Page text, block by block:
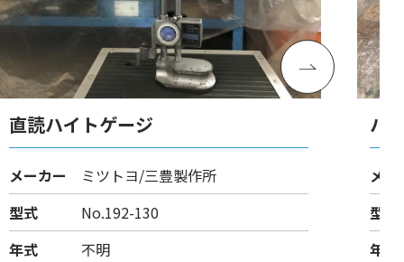
直読ハイトゲージ
メーカー
ミツトヨ/三豊製作所
型式
No.192-130
年式
不明
ハ
メー
型式
年式